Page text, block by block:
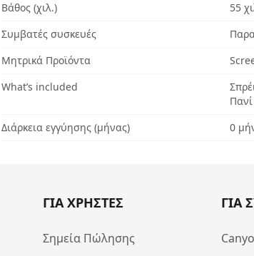
Βάθος (χιλ.)
55
Συμβατές συσκευές
Μητρικά Προϊόντα
What’s included
Διάρκεια εγγύησης (μήνας)
0
ΓΙΑ ΧΡΗΣΤΕΣ
Σημεία Πώλησης
ΓΙΑ